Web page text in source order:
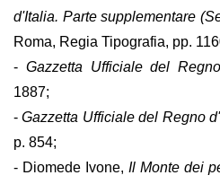
d'Italia. Parte supplementare
Roma, Regia Tipografia, pp.
- Gazzetta Ufficiale del
1887;
-Gazzetta Ufficiale del Regno
p. 854;
- Diomede Ivone, Il Monte dei